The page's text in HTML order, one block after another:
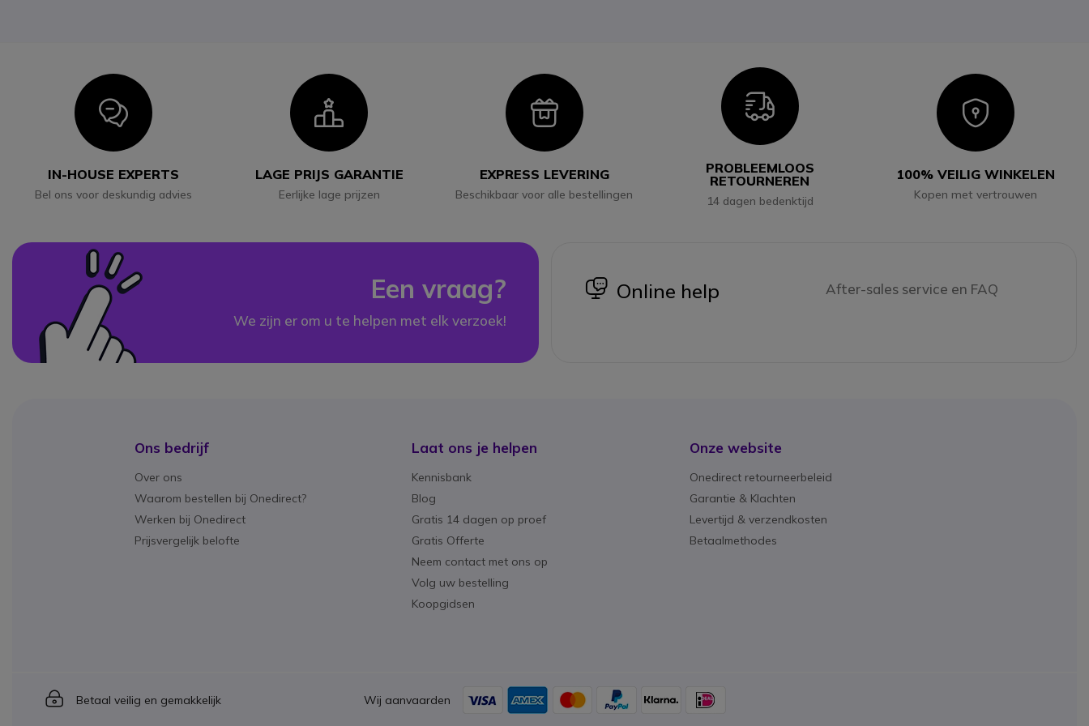
Icon
IN-HOUSE EXPERTS
Bel ons voor deskundig advies
Icon
LAGE PRIJS GARANTIE
Eerlijke lage prijzen
Icon
EXPRESS LEVERING
Beschikbaar voor alle bestellingen
Icon
PROBLEEMLOOS
RETOURNEREN
14 dagen bedenktijd
Icon
100% VEILIG WINKELEN
Kopen met vertrouwen
Een vraag?
We zijn er om u te helpen met elk verzoek!
icon
Online help After-sales service en FAQ
Ons bedrijf
Over ons
Waarom bestellen bij Onedirect?
Werken bij Onedirect
Prijsvergelijk belofte
Laat ons je helpen
Kennisbank
Blog
Gratis 14 dagen op proef
Gratis Offerte
Neem contact met ons op
Volg uw bestelling
Koopgidsen
Onze website
Onedirect retourneerbeleid
Garantie & Klachten
Levertijd & verzendkosten
Betaalmethodes
Icon
Betaal veilig en gemakkelijk Wij aanvaarden